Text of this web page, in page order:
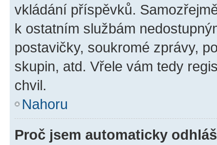
vkládání příspěvků.
k ostatním službám
postavičky, soukromé zprávy,
skupin, atd. Vřele vám tedy
chvil.
Nahoru
Proč jsem automaticky